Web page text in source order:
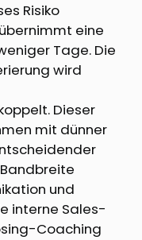
Risiko
eine
Tage. Die
wird
Dieser
mit dünner
und
interne Sales-
Coaching